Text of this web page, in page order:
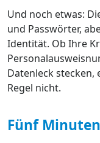
Und noch etwas:
und Passwörter,
Identität. Ob Ihre
Datenleck stecken,
Regel nicht.
Fünf